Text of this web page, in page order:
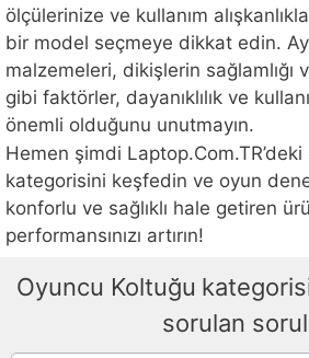
ölçülerinize ve kullanım
bir model seçmeye dikkat edin.
malzemeleri, dikişlerin sağlamlığı
gibi faktörler, dayanıklılık ve
önemli olduğunu unutmayın.
Hemen şimdi
kategorisini keşfedin ve oyun
konforlu ve sağlıklı hale getiren
performansınızı artırın!
Oyuncu Koltuğu
sorulan